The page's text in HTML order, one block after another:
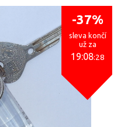
-37%
sleva končí
už za
19:08:28